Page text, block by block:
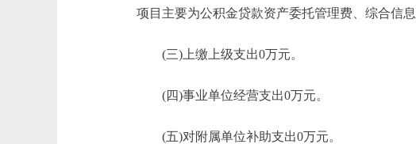
项目主要为公积金贷款资产委托管理费、综合信
(三)上缴上级支出0万元。
(四)事业单位经营支出0万元。
(五)对附属单位补助支出0万元。